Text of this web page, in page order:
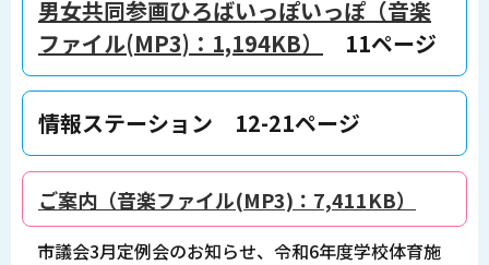
男女共同参画ひろばいっぽいっぽ（音楽
ファイル(MP3)：1,194KB）
11ページ
情報ステーション 12-21ページ
ご案内（音楽ファイル(MP3)：7,411KB）
市議会3月定例会のお知らせ、令和6年度学校体育施